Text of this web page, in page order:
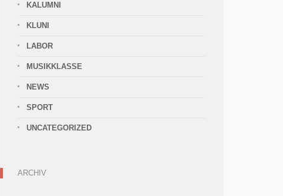
KALUMNI
KLUNI
LABOR
MUSIKKLASSE
NEWS
SPORT
UNCATEGORIZED
ARCHIV